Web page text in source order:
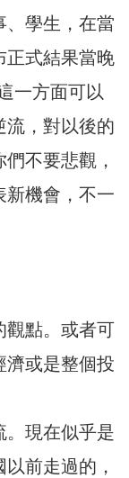
、學生，在當
正式結果當晚
一方面可以
流，對以後的
不要悲觀，
新機會，不一
觀點。或者可
濟或是整個投
。現在似乎是
前走過的，